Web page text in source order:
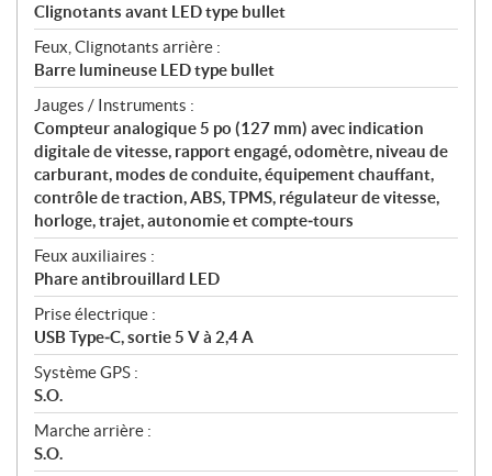
Clignotants avant LED type bullet
Feux, Clignotants arrière :
Barre lumineuse LED type bullet
Jauges / Instruments :
Compteur analogique 5 po (127 mm) avec indication
digitale de vitesse, rapport engagé, odomètre, niveau de
carburant, modes de conduite, équipement chauffant,
contrôle de traction, ABS, TPMS, régulateur de vitesse,
horloge, trajet, autonomie et compte‑tours
Feux auxiliaires :
Phare antibrouillard LED
Prise électrique :
USB Type‑C, sortie 5 V à 2,4 A
Système GPS :
S.O.
Marche arrière :
S.O.